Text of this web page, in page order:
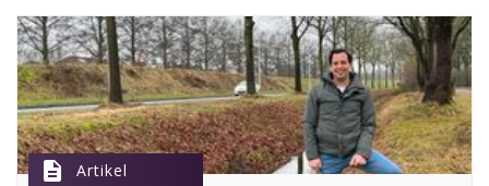
description Artikel